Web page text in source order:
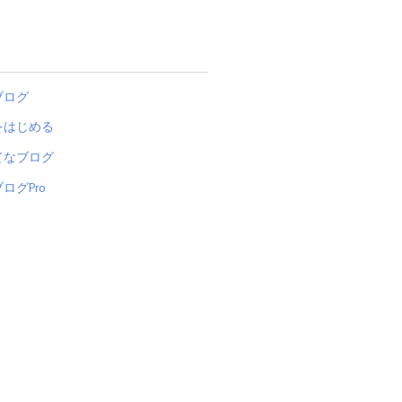
ログ
じめる
ブログ
グPro